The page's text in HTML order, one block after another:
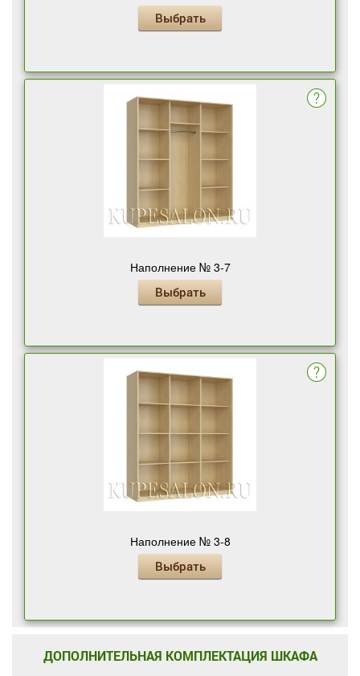
Выбрать
Наполнение № 3-7
Выбрать
Наполнение № 3-8
Выбрать
ДОПОЛНИТЕЛЬНАЯ КОМПЛЕКТАЦИЯ ШКАФА